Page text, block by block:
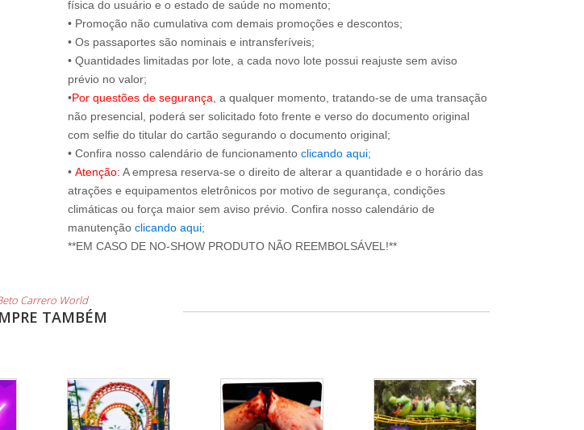
física do usuário e o estado de saúde no momento;
• Promoção não cumulativa com demais promoções e descontos;
• Os passaportes são nominais e intransferíveis;
• Quantidades limitadas por lote, a cada novo lote possui reajuste sem aviso
prévio no valor;
•Por questões de segurança , a qualquer momento, tratando-se de uma transação
não presencial, poderá ser solicitado foto frente e verso do documento original
com selfie do titular do cartão segurando o documento original;
• Confira nosso calendário de funcionamento clicando aqui;
• Atenção: A empresa reserva-se o direito de alterar a quantidade e o horário das
atrações e equipamentos eletrônicos por motivo de segurança, condições
climáticas ou força maior sem aviso prévio. Confira nosso calendário de
manutenção clicando aqui;
**EM CASO DE NO-SHOW PRODUTO NÃO REEMBOLSÁVEL!**
Carrero World
TAMBÉM